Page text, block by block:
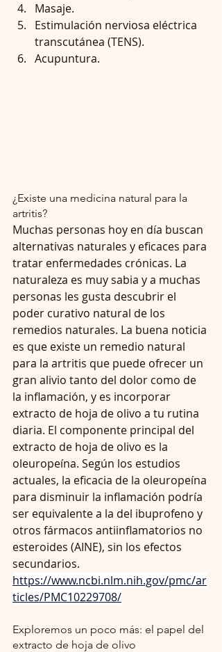
Masaje.
Estimulación nerviosa eléctrica
transcutánea (TENS).
Acupuntura.
¿Existe una medicina natural para la
artritis?
Muchas personas hoy en día buscan
alternativas naturales y eficaces para
tratar enfermedades crónicas. La
naturaleza es muy sabia y a muchas
personas les gusta descubrir el
poder curativo natural de los
remedios naturales. La buena noticia
es que existe un remedio natural
para la artritis que puede ofrecer un
gran alivio tanto del dolor como de
la inflamación, y es incorporar
extracto de hoja de olivo a tu rutina
diaria. El componente principal del
extracto de hoja de olivo es la
oleuropeína. Según los estudios
actuales, la eficacia de la oleuropeína
para disminuir la inflamación podría
ser equivalente a la del ibuprofeno y
otros fármacos antiinflamatorios no
esteroides (AINE), sin los efectos
secundarios.
https://www.ncbi.nlm.nih.gov/pmc/ar
ticles/PMC10229708/
Exploremos un poco más: el papel del
extracto de hoja de olivo